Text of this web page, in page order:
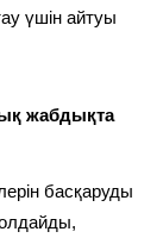
үшін айтуы
жабдықта
басқаруды